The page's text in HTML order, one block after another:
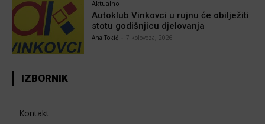
Aktualno
Autoklub Vinkovci u rujnu će obilježiti
stotu godišnjicu djelovanja
Ana Tokić 7 kolovoza, 2026
IZBORNIK
Kontakt